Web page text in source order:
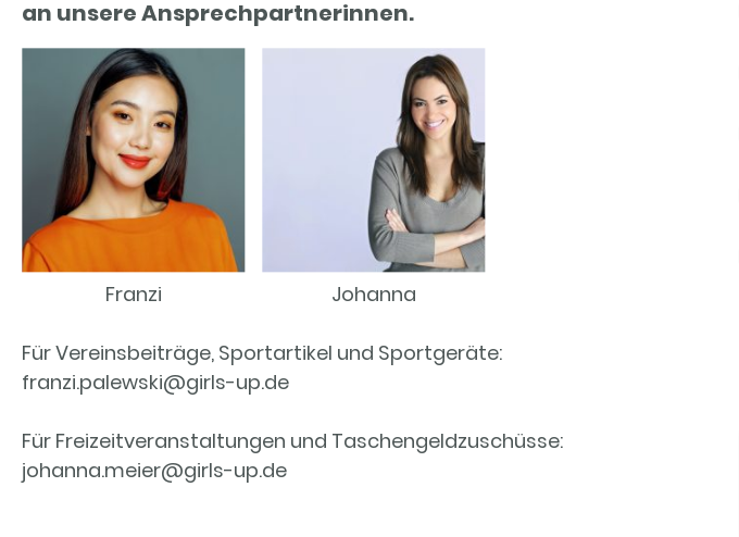
an unsere Ansprechpartnerinnen.
Franzi Johanna
Für Vereinsbeiträge, Sportartikel und Sportgeräte:
franzi.palewski@girls-up.de
Für Freizeitveranstaltungen und Taschengeldzuschüsse:
johanna.meier@girls-up.de